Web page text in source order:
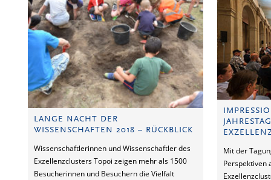
LANGE NACHT DER
WISSENSCHAFTEN 2018 – RÜCKBLICK
Wissenschaftlerinnen und Wissenschaftler des
Exzellenzclusters Topoi zeigen mehr als 1500
Besucherinnen und Besuchern die Vielfalt
Mit der
Perspektiven